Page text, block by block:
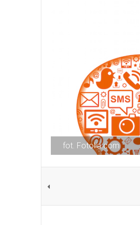
fot. Fotolia.com